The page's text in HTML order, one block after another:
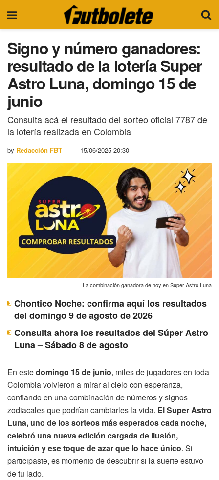
Signo y número ganadores:
resultado de la lotería Super
Astro Luna, domingo 15 de
junio
Consulta acá el resultado del sorteo oficial 7787 de
la lotería realizada en Colombia
by Redacción FBT 15/06/2025 20:30
La combinación ganadora de hoy en Super Astro Luna
Chontico Noche: confirma aquí los resultados
del domingo 9 de agosto de 2026
Consulta ahora los resultados del Súper Astro
Luna – Sábado 8 de agosto
En estedomingo 15 de junio, miles de jugadores en toda
Colombia volvieron a mirar al cielo con esperanza,
confiando en una combinación de números y signos
zodiacales que podrían cambiarles la vida. El Super Astro
Luna, uno de los sorteos más esperados cada noche,
celebró una nueva edición cargada de ilusión,
intuición y ese toque de azar que lo hace único. Si
participaste, es momento de descubrir si la suerte estuvo
de tu lado.